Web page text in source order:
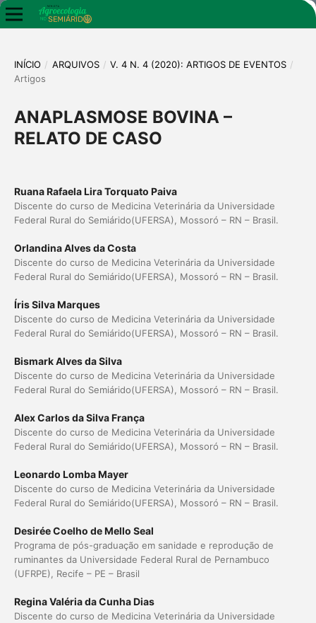
INÍCIO / ARQUIVOS / V. 4 N. 4 (2020): ARTIGOS DE EVENTOS /
Artigos
ANAPLASMOSE BOVINA –
RELATO DE CASO
Ruana Rafaela Lira Torquato Paiva
Discente do curso de Medicina Veterinária da Universidade
Federal Rural do Semiárido(UFERSA), Mossoró – RN – Brasil.
Orlandina Alves da Costa
Discente do curso de Medicina Veterinária da Universidade
Federal Rural do Semiárido(UFERSA), Mossoró – RN – Brasil.
Íris Silva Marques
Discente do curso de Medicina Veterinária da Universidade
Federal Rural do Semiárido(UFERSA), Mossoró – RN – Brasil.
Bismark Alves da Silva
Discente do curso de Medicina Veterinária da Universidade
Federal Rural do Semiárido(UFERSA), Mossoró – RN – Brasil.
Alex Carlos da Silva França
Discente do curso de Medicina Veterinária da Universidade
Federal Rural do Semiárido(UFERSA), Mossoró – RN – Brasil.
Leonardo Lomba Mayer
Discente do curso de Medicina Veterinária da Universidade
Federal Rural do Semiárido(UFERSA), Mossoró – RN – Brasil.
Desirée Coelho de Mello Seal
Programa de pós-graduação em sanidade e reprodução de
ruminantes da Universidade Federal Rural de Pernambuco
(UFRPE), Recife – PE – Brasil
Regina Valéria da Cunha Dias
Discente do curso de Medicina Veterinária da Universidade